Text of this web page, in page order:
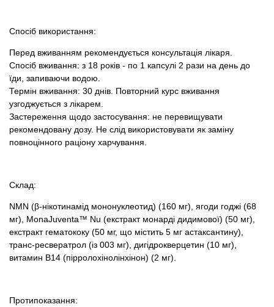
Спосіб використання:
Перед вживанням рекомендується консультація лікаря.
Спосіб вживання: з 18 років - по 1 капсулі 2 рази на день до
їди, запиваючи водою.
Термін вживання: 30 днів. Повторний курс вживання
узгоджується з лікарем.
Застереження щодо застосування: не перевищувати
рекомендовану дозу. Не слід використовувати як заміну
повноцінного раціону харчування.
Склад:
NMN (β-нікотинамід мононуклеотид) (160 мг), ягоди годжі (68
мг), MonaJuventa™ Nu (екстракт монарді дидимової) (50 мг),
екстракт гематококу (50 мг, що містить 5 мг астаксантину),
транс-ресвератрол (із 003 мг), дигідрокверцетин (10 мг),
витамин В14 (пірролохінолінхінон) (2 мг).
Протипоказання: